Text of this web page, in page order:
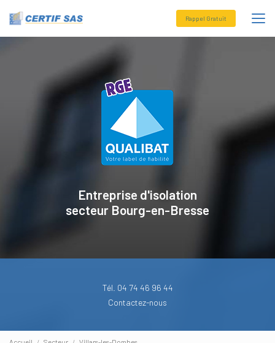
Rappel Gratuit
Entreprise d'isolation
secteurBourg-en-Bresse
Tél. 04 74 46 96 44
Contactez-nous